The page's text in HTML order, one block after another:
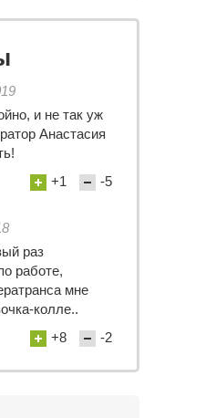
и не так уж
Анастасия
+1 -5
раз
работе,
мне
колле..
+8 -2